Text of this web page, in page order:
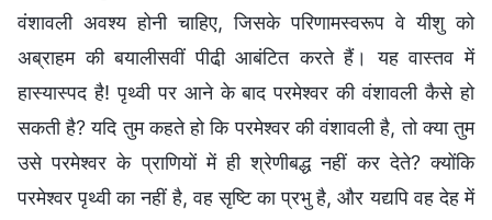
वंशावली अवश्य होनी चाहिए, जिसके परिणामस्वरूप वे यीशु को
अब्राहम की बयालीसवीं पीढी़ आबंटित करते हैं। यह वास्तव में
हास्यास्पद है! पृथ्वी पर आने के बाद परमेश्वर की वंशावली कैसे हो
सकती है? यदि तुम कहते हो कि परमेश्वर की वंशावली है, तो क्या तुम
उसे परमेश्वर के प्राणियों में ही श्रेणीबद्ध नहीं कर देते? क्योंकि
परमेश्वर पृथ्वी का नहीं है, वह सृष्टि का प्रभु है, और यद्यपि वह देह में